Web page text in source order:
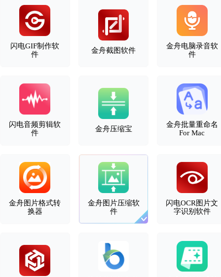
闪电GIF制作软
件
金舟截图软件
金舟电脑录音软
件
闪电音频剪辑软
件
金舟压缩宝
金舟批量重命名
For Mac
金舟图片格式转
换器
金舟图片压缩软
件
闪电OCR图片文
字识别软件